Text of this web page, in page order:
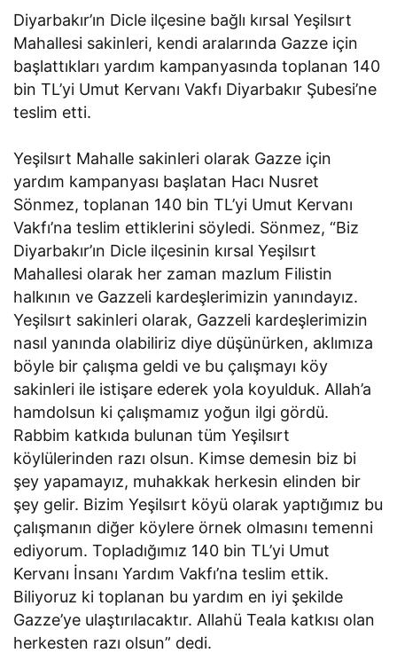
Diyarbakır’ın Dicle ilçesine bağlı kırsal Yeşilsırt
Mahallesi sakinleri, kendi aralarında Gazze için
başlattıkları yardım kampanyasında toplanan 140
bin TL’yi Umut Kervanı Vakfı Diyarbakır Şubesi’ne
teslim etti.
Yeşilsırt Mahalle sakinleri olarak Gazze için
yardım kampanyası başlatan Hacı Nusret
Sönmez, toplanan 140 bin TL’yi Umut Kervanı
Vakfı’na teslim ettiklerini söyledi. Sönmez, “Biz
Diyarbakır’ın Dicle ilçesinin kırsal Yeşilsırt
Mahallesi olarak her zaman mazlum Filistin
halkının ve Gazzeli kardeşlerimizin yanındayız.
Yeşilsırt sakinleri olarak, Gazzeli kardeşlerimizin
nasıl yanında olabiliriz diye düşünürken, aklımıza
böyle bir çalışma geldi ve bu çalışmayı köy
sakinleri ile istişare ederek yola koyulduk. Allah’a
hamdolsun ki çalışmamız yoğun ilgi gördü.
Rabbim katkıda bulunan tüm Yeşilsırt
köylülerinden razı olsun. Kimse demesin biz bi
şey yapamayız, muhakkak herkesin elinden bir
şey gelir. Bizim Yeşilsırt köyü olarak yaptığımız bu
çalışmanın diğer köylere örnek olmasını temenni
ediyorum. Topladığımız 140 bin TL’yi Umut
Kervanı İnsanı Yardım Vakfı’na teslim ettik.
Biliyoruz ki toplanan bu yardım en iyi şekilde
Gazze’ye ulaştırılacaktır. Allahü Teala katkısı olan
herkesten razı olsun” dedi.